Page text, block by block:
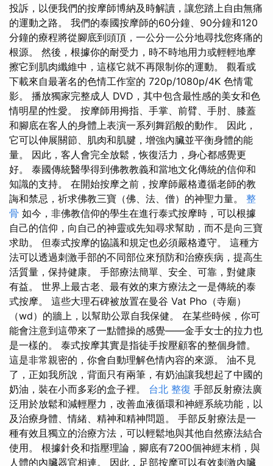
投訴，以便我們的按摩師博納及時解讀，讓您踏上自由無痛
的運動之路。 我們的泰國按摩師的60分鐘、90分鐘和120
分鐘的療程將從腳底到頭頂，一公分一公分地尋找您疼痛的
根源。 然後，根據你的耐受力，時不時地用力或輕輕地摩
擦它到肌肉纖維中，這樣它就不再限制你的運動。 觀看或
下載來自最著名的色情工作室的 720p/1080p/4K 色情電
影。 播放獨家完整成人 DVD，其中包含最性感的美女和色
情明星的性愛。 按摩師用拇指、手掌、前臂、手肘、膝蓋
和腳底在客人的身體上表演一系列舞蹈般的動作。 因此，
它可以伸展關節、肌肉和肌腱，增強內臟並平衡身體的能
量。 因此，客人會完全放鬆，恢復活力，身心都感覺更
好。 泰國傳統醫學得到佛教教義和當地文化傳統的信仰和
知識的支持。 在開始按摩之前，按摩師嚴格遵循老師的教
誨和禁忌，祈求佛教三寶（佛、法、僧）的神聖力量。 整
骨 如今，非佛教信仰的學生在進行泰式按摩時，可以根據
自己的信仰，向自己的神靈或先知尋求幫助，而不是向三寶
求助。 但泰式按摩的協議和規定也必須嚴格遵守。 這種方
法可以透過刺激手部的不同部位來預防和治療疾病，提高生
活質量，保持健康。 手部療法簡單、安全、可靠，對健康
有益。 世界上最古老、最有效的東方療法之一是傳統的泰
式按摩。 這些大理石碑被放置在曼谷 Vat Pho（寺廟）
（wd）的牆上，以幫助公眾自我保健。 在某些時候，你可
能會注意到這帶來了一點體操的感覺——金手女士的拉力也
是一樣的。 泰式按摩其實是指徒手按壓顧客的整個身體。
這是非常親密的，你會自動理解色情內容的來源。 油不見
了，正如我所說，背面只有兩筆，有奶油讓我想起了中國的
奶油，裝在小而多彩的盒子裡。 台北 整復 手部反射療法廣
泛用於放鬆和減輕壓力，改善血液循環和神經系統功能，以
及治療身體、情緒、精神和精神問題。 手部反射療法是一
種有效且獨立的治療方法，可以輕鬆地與其他自然療法結合
使用。 根據針灸和指壓理論，腳底有7200個神經末梢，與
人體的內臟器官相連。 因此，足部按摩可以有效刺激內臟